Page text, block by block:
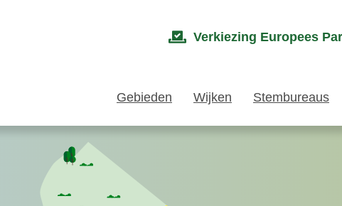
Verkiezing Europees
Gebieden Wijken Stembureaus